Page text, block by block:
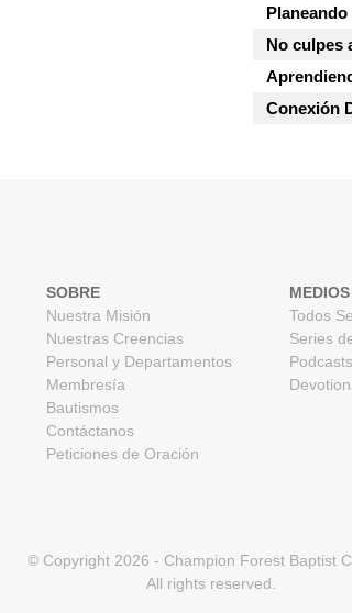
No culpes
Conexión
SOBRE
Nuestra Misión
Nuestras Creencias
Personal y Departamentos
Membresía
Bautismos
Contáctanos
Peticiones de Oración
MEDIOS
Todos
Series
Podcasts
© Copyright 2026 - Champion Forest Baptist
All rights reserved.